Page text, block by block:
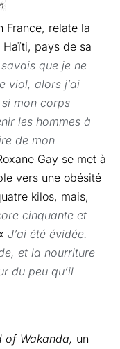
France, relate la
pays de sa
que je ne
viol, alors j’ai
mon corps
les hommes à
de mon
Gay se met à
vers une obésité
kilos, mais,
cinquante et
J’ai été évidée.
et la nourriture
du peu qu’il
of Wakanda, un